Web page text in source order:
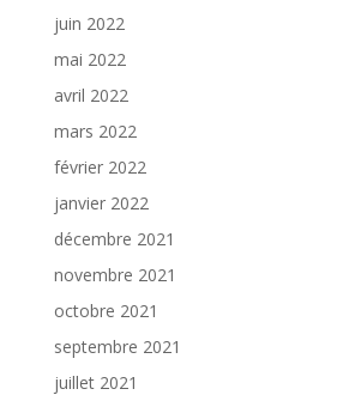
juin 2022
mai 2022
avril 2022
mars 2022
février 2022
janvier 2022
décembre 2021
novembre 2021
octobre 2021
septembre 2021
juillet 2021